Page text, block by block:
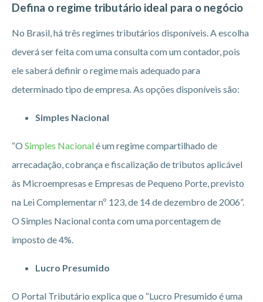
Defina o regime tributário ideal para o negócio
No Brasil, há três regimes tributários disponíveis. A escolha
deverá ser feita com uma consulta com um contador, pois
ele saberá definir o regime mais adequado para
determinado tipo de empresa. As opções disponíveis são:
Simples Nacional
“O Simples Nacionalé um regime compartilhado de
arrecadação, cobrança e fiscalização de tributos aplicável
às Microempresas e Empresas de Pequeno Porte, previsto
na Lei Complementar nº 123, de 14 de dezembro de 2006”.
O Simples Nacional conta com uma porcentagem de
imposto de 4%.
Lucro Presumido
O Portal Tributário explica que o “Lucro Presumido é uma